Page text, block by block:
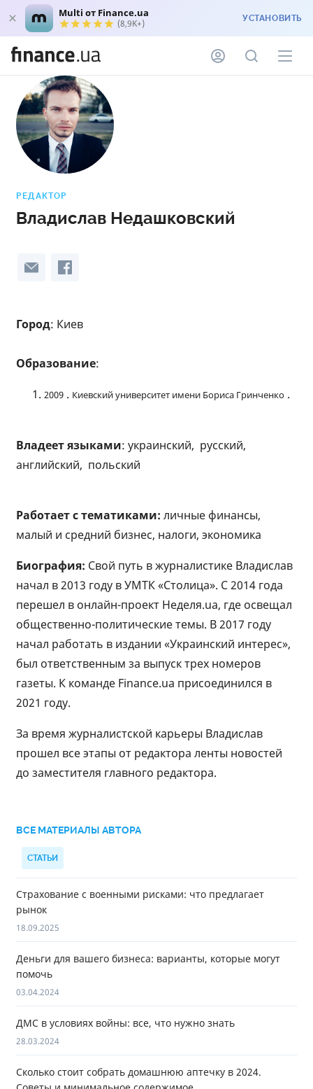
Multi от Finance.ua
(8,9K+) УСТАНОВИТЬ
РЕДАКТОР
Владислав Недашковский
Город: Киев
Образование:
2009 . Киевский университет имени Бориса Гринченко .
Владеет языками: украинский, русский,
английский, польский
Работает с тематиками: личные финансы,
малый и средний бизнес, налоги, экономика
Биография: Свой путь в журналистике Владислав
начал в 2013 году в УМТК «Столица». С 2014 года
перешел в онлайн-проект Неделя.ua, где освещал
общественно-политические темы. В 2017 году
начал работать в издании «Украинский интерес»,
был ответственным за выпуск трех номеров
газеты. К команде Finance.ua присоединился в
2021 году.
За время журналистской карьеры Владислав
прошел все этапы от редактора ленты новостей
до заместителя главного редактора.
ВСЕ МАТЕРИАЛЫ АВТОРА
СТАТЬИ
Страхование с военными рисками: что предлагает
рынок
18.09.2025
Деньги для вашего бизнеса: варианты, которые могут
помочь
03.04.2024
ДМС в условиях войны: все, что нужно знать
28.03.2024
Сколько стоит собрать домашнюю аптечку в 2024.